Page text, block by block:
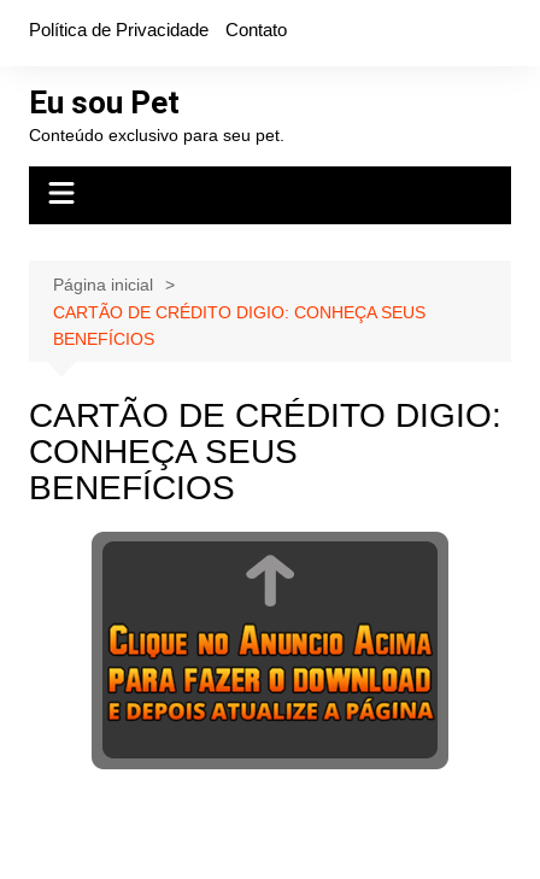
conteúdo
Política de Privacidade Contato
Eu sou Pet
Conteúdo exclusivo para seu pet.
Página inicial
CARTÃO DE CRÉDITO DIGIO: CONHEÇA SEUS
BENEFÍCIOS
CARTÃO DE CRÉDITO DIGIO:
CONHEÇA SEUS
BENEFÍCIOS